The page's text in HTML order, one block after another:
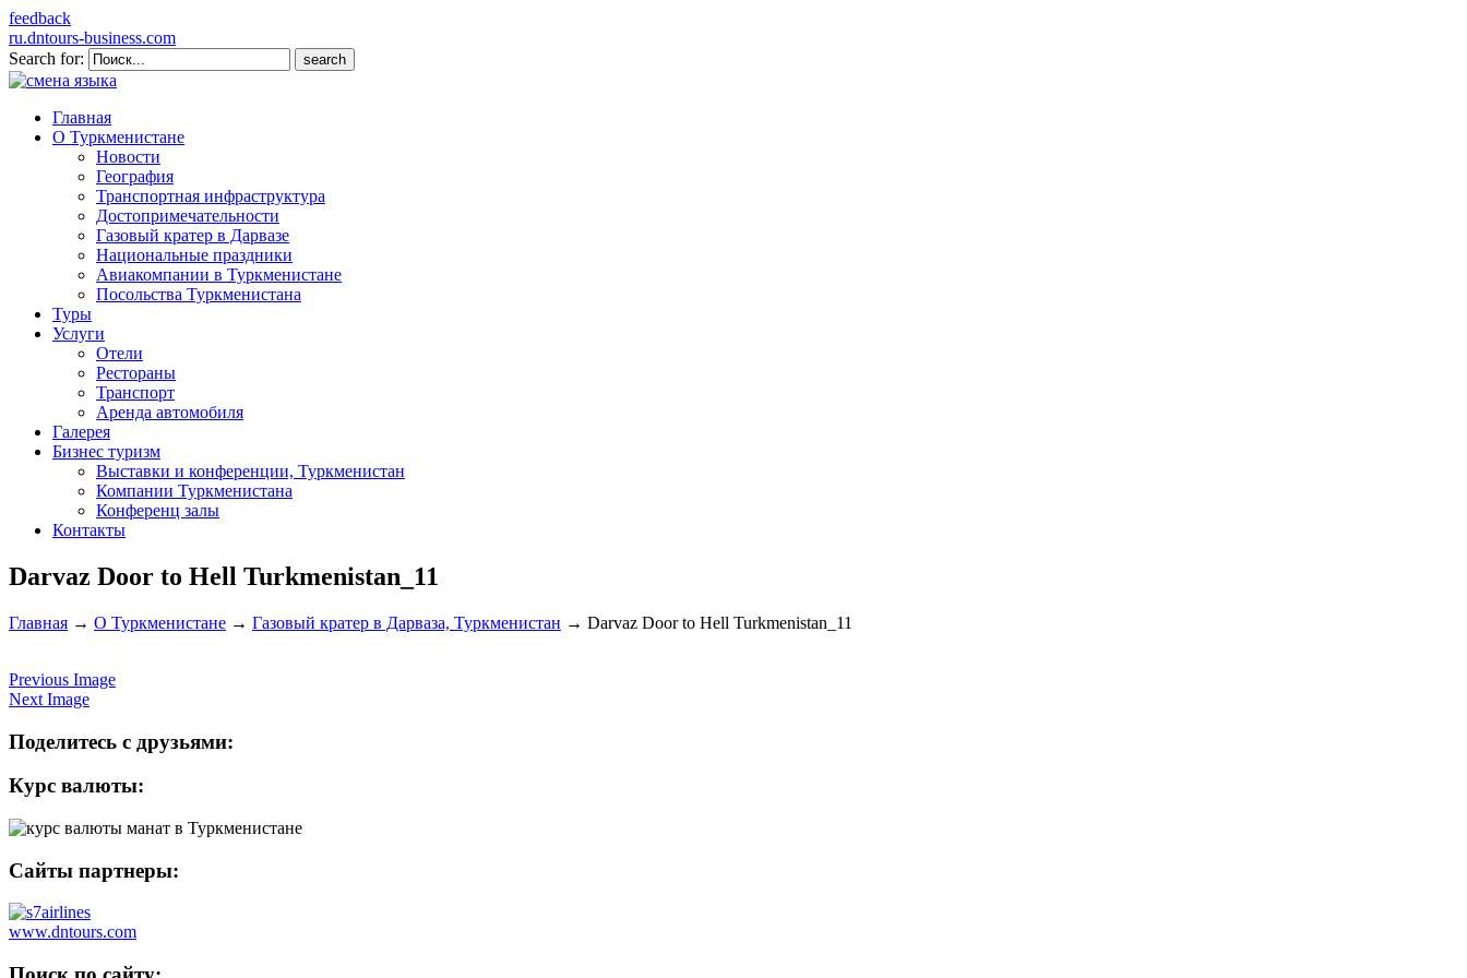
feedback
ru.dntours-business.com
Search for:
Главная
О Туркменистане
Новости
География
Транспортная инфраструктура
Достопримечательности
Газовый кратер в Дарвазе
Национальные праздники
Авиакомпании в Туркменистане
Посольства Туркменистана
Туры
Услуги
Отели
Рестораны
Транспорт
Аренда автомобиля
Галерея
Бизнес туризм
Выставки и конференции, Туркменистан
Компании Туркменистана
Конференц залы
Контакты
Darvaz Door to Hell Turkmenistan_11
Главная → О Туркменистане → Газовый кратер в Дарваза, Туркменистан → Darvaz Door to Hell Turkmenistan_11
Previous Image
Next Image
Поделитесь с друзьями:
Курс валюты:
Сайты партнеры:
www.dntours.com